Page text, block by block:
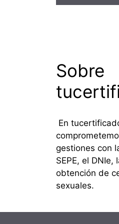
Sobre
En
gestiones con
SEPE, el
obtención de
sexuales.